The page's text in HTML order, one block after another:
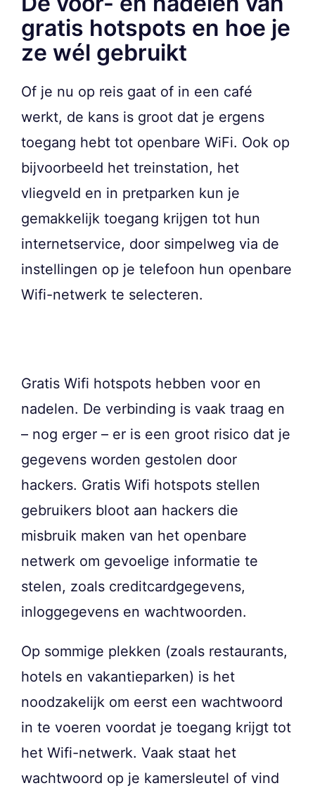
gratis hotspots en hoe je
ze wél gebruikt
Of je nu op reis gaat of in een café
werkt, de kans is groot dat je ergens
toegang hebt tot openbare WiFi. Ook op
bijvoorbeeld het treinstation, het
vliegveld en in pretparken kun je
gemakkelijk toegang krijgen tot hun
internetservice, door simpelweg via de
instellingen op je telefoon hun openbare
Wifi-netwerk te selecteren.
Gratis Wifi hotspots hebben voor en
nadelen. De verbinding is vaak traag en
– nog erger – er is een groot risico dat je
gegevens worden gestolen door
hackers. Gratis Wifi hotspots stellen
gebruikers bloot aan hackers die
misbruik maken van het openbare
netwerk om gevoelige informatie te
stelen, zoals creditcardgegevens,
inloggegevens en wachtwoorden.
Op sommige plekken (zoals restaurants,
hotels en vakantieparken) is het
noodzakelijk om eerst een wachtwoord
in te voeren voordat je toegang krijgt tot
het Wifi-netwerk. Vaak staat het
wachtwoord op je kamersleutel of vind